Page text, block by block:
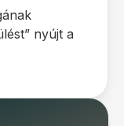
nyújt a